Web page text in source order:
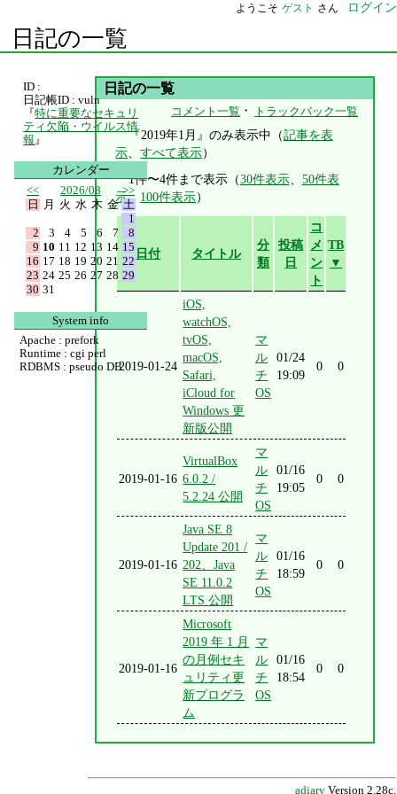
ようこそ ゲスト さん ログイン
日記の一覧
日記の一覧
コメント一覧 ・ トラックバック一覧
『2019年1月』のみ表示中（記事を表
示、すべて表示）
1件〜4件まで表示（30件表示、 50件表
示、 100件表示）
日付 タイトル
分
類
投稿
日
コ
メ
ン
ト
TB
▼
2019-01-24
iOS,
watchOS,
tvOS,
macOS,
Safari,
iCloud for
Windows 更
新版公開
マ
ル
チ
OS
01/24
19:09
0 0
2019-01-16
VirtualBox
6.0.2 /
5.2.24 公開
マ
ル
チ
OS
01/16
19:05
0 0
2019-01-16
Java SE 8
Update 201 /
202、Java
SE 11.0.2
LTS 公開
マ
ル
チ
OS
01/16
18:59
0 0
2019-01-16
Microsoft
2019 年 1 月
の月例セキ
ュリティ更
新プログラ
ム
マ
ル
チ
OS
01/16
18:54
0 0
adiary Version 2.28c.
ID :
日記帳ID : vuln
『特に重要なセキュリ
ティ欠陥・ウイルス情
報 』
カレンダー
<<
2026/08
>>
日
月 火 水 木 金 土
1
2
3 4 5 6 7
8
9 10 11 12 13 14 15
16 17 18 19 20 21 22
23 24 25 26 27 28 29
30 31
System info
Apache : prefork
Runtime : cgi perl
RDBMS : pseudo DB